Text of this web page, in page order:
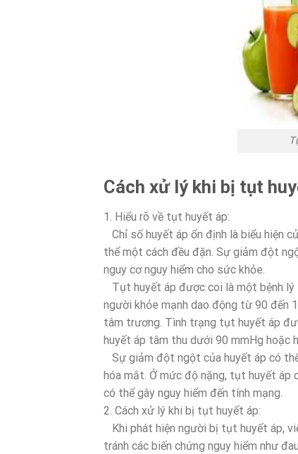
Cách xử lý khi bị tụt
1. Hiểu rõ về tụt huyết áp:
Chỉ số huyết áp ổn định là biểu hiện
thể một cách đều đặn. Sự giảm đột
nguy cơ nguy hiểm cho sức khỏe.
Tụt huyết áp được coi là một bệnh lý
người khỏe mạnh dao động từ 90 đến
tâm trương. Tình trạng tụt huyết áp
huyết áp tâm thu dưới 90 mmHg hoặc
Sự giảm đột ngột của huyết áp có
hóa mắt. Ở mức độ nặng, tụt huyết áp
có thể gây nguy hiểm đến tính mạng.
2. Cách xử lý khi bị tụt huyết áp:
Khi phát hiện người bị tụt huyết áp,
tránh các biến chứng nguy hiểm như